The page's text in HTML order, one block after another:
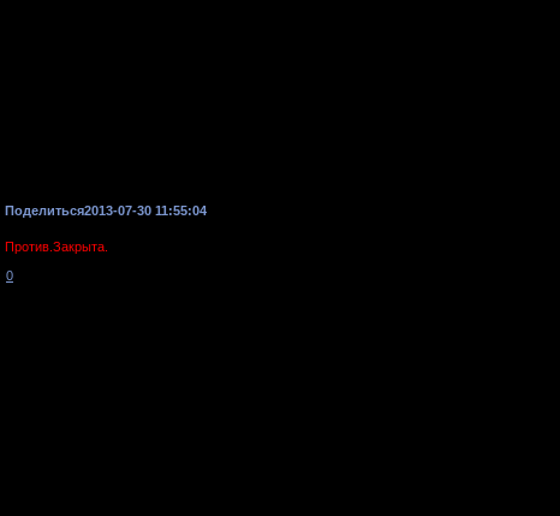
Поделиться2013-07-30 11:55:04
Против.Закрыта.
0